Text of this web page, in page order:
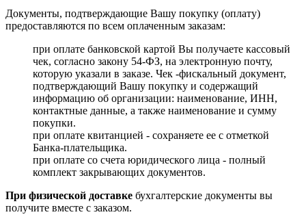
Документы, подтверждающие Вашу покупку (оплату)
предоставляются по всем оплаченным заказам:
при оплате банковской картой Вы получаете кассовый
чек, согласно закону 54-ФЗ, на электронную почту,
которую указали в заказе. Чек -фискальный документ,
подтверждающий Вашу покупку и содержащий
информацию об организации: наименование, ИНН,
контактные данные, а также наименование и сумму
покупки.
при оплате квитанцией - сохраняете ее с отметкой
Банка-плательщика.
при оплате со счета юридического лица - полный
комплект закрывающих документов.
При физической доставке бухгалтерские документы вы
получите вместе с заказом.